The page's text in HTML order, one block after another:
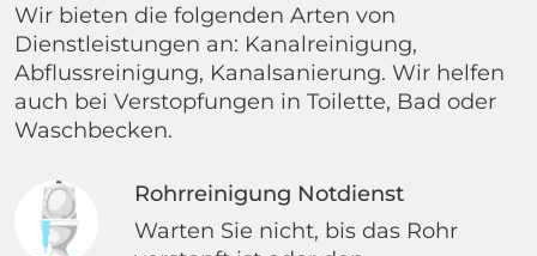
Wir bieten die folgenden Arten von
Dienstleistungen an: Kanalreinigung,
Abflussreinigung, Kanalsanierung. Wir helfen
auch bei Verstopfungen in Toilette, Bad oder
Waschbecken.
Rohrreinigung Notdienst
Warten Sie nicht, bis das Rohr